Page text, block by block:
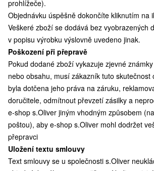
prohlížeče).
Objednávku úspěšně dokončíte kliknutím na
Veškeré zboží se dodává bez vyobrazených
v popisu výrobku výslovně uvedeno jinak.
Poškození při přepravě
Pokud dodané zboží vykazuje zjevné
nebo obsahu, musí zákazník tuto skutečnost
byla dotčena jeho práva na záruku,
doručitele, odmítnout převzetí zásilky a
e-shop s.Oliver jiným vhodným způsobem
poštou), aby e-shop s.Oliver mohl dodržet
přepravci
Uložení textu smlouvy
Text smlouvy se u společnosti s.Oliver